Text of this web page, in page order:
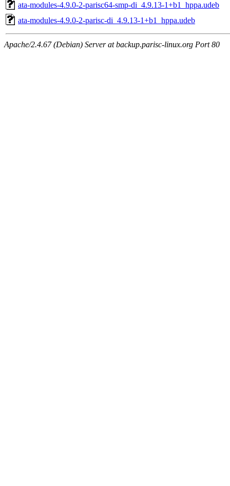
ata-modules-4.9.0-2-parisc64-smp-di_4.9.13-1+b1_hppa.udeb
ata-modules-4.9.0-2-parisc-di_4.9.13-1+b1_hppa.udeb
Apache/2.4.67 (Debian) Server at backup.parisc-linux.org Port 80